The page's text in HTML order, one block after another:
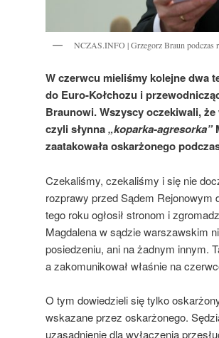
NCZAS.INFO | Grzegorz Braun podczas
W czerwcu mieliśmy kolejne dwa
do Euro-Kołchozu i
Braunowi. Wszyscy oczekiwali,
czyli słynna„koparka-agresorka”
zaatakowała oskarżonego
Czekaliśmy, czekaliśmy i się nie
rozprawy przed Sądem Rejonowym
tego roku ogłosił stronom i
Magdalena w sądzie warszawskim
posiedzeniu, ani na żadnym innym.
a zakomunikował właśnie na
O tym dowiedzieli się tylko
wskazane przez oskarżonego.
uzasadnienie dla wyłączenia